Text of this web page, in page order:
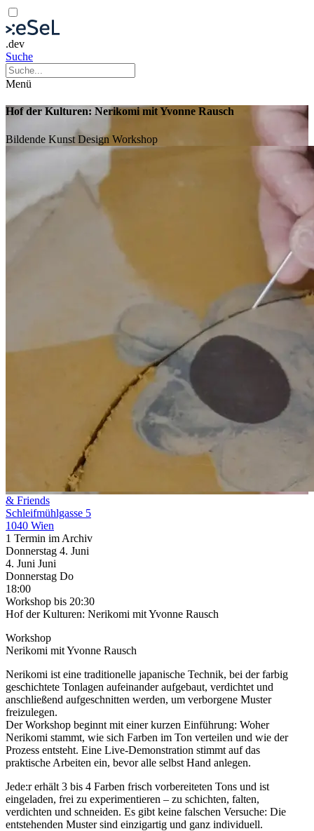
.dev
Suche
Menü
Hof der Kulturen: Nerikomi mit Yvonne Rausch
Bildende KunstDesign Workshop
& Friends
Schleifmühlgasse 5
1040 Wien
1 Termin im Archiv
Donnerstag 4. Juni
4. Juni Juni
Donnerstag Do
18:00
Workshop bis 20:30
Hof der Kulturen: Nerikomi mit Yvonne Rausch
Workshop
Nerikomi mit Yvonne Rausch
Nerikomi ist eine traditionelle japanische Technik, bei der farbig
geschichtete Tonlagen aufeinander aufgebaut, verdichtet und
anschließend aufgeschnitten werden, um verborgene Muster
freizulegen.
Der Workshop beginnt mit einer kurzen Einführung: Woher
Nerikomi stammt, wie sich Farben im Ton verteilen und wie der
Prozess entsteht. Eine Live-Demonstration stimmt auf das
praktische Arbeiten ein, bevor alle selbst Hand anlegen.
Jede:r erhält 3 bis 4 Farben frisch vorbereiteten Tons und ist
eingeladen, frei zu experimentieren – zu schichten, falten,
verdichten und schneiden. Es gibt keine falschen Versuche: Die
entstehenden Muster sind einzigartig und ganz individuell.